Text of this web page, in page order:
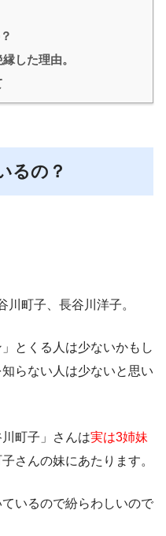
した理由。
るの？
川町子 長谷川洋子。
とくる人は少ないかもし
知らない人は少ないと思い
町子 」さんは実は3姉妹
さんの妹にあたります。
いるので紛らわしいので